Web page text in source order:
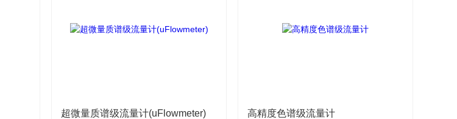
超微量质谱级流量计(uFlowmeter) 高精度色谱级流量计